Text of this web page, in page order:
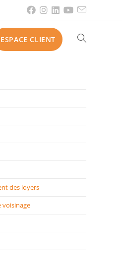
ESPACE CLIENT
des loyers
voisinage